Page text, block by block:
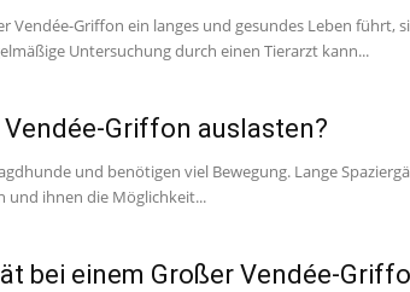
Vendée-Griffon ein langes und gesundes Leben führt,
Untersuchung durch einen Tierarzt kann...
Griffon auslasten?
und benötigen viel Bewegung. Lange
und ihnen die Möglichkeit...
bei einem Großer Vendée-